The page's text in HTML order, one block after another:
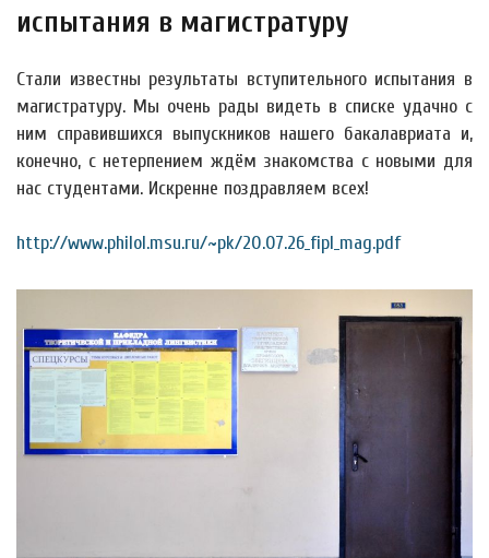
испытания в магистратуру
Стали известны результаты вступительного испытания в
магистратуру. Мы очень рады видеть в списке удачно с
ним справившихся выпускников нашего бакалавриата и,
конечно, с нетерпением ждём знакомства с новыми для
нас студентами. Искренне поздравляем всех!
http://www.philol.msu.ru/~pk/20.07.26_fipl_mag.pdf